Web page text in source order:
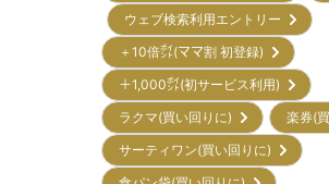
ウェブ検索利用エントリー
＋10倍㌽(ママ割 初登録)
＋1,000㌽(初サービス利用)
ラクマ(買い回りに)
楽券(
サーティワン(買い回りに)